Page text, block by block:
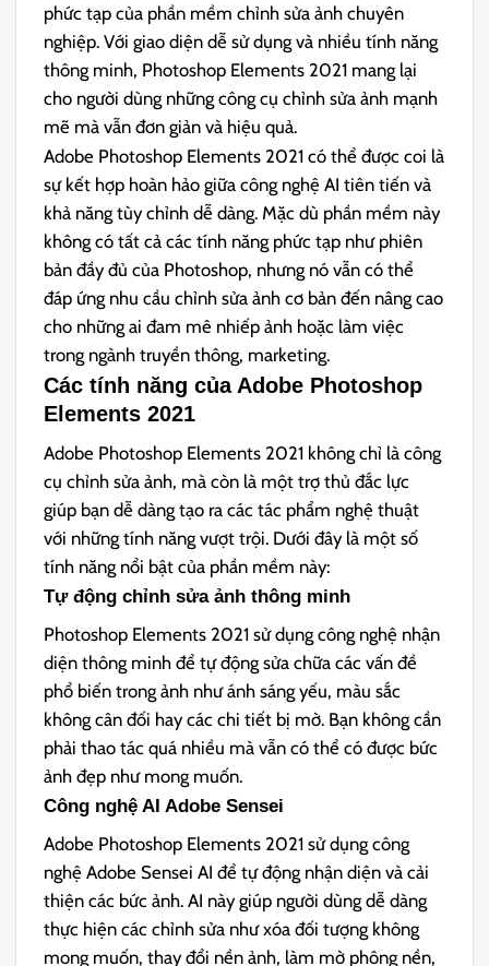
phức tạp của phần mềm chỉnh sửa ảnh chuyên
nghiệp. Với giao diện dễ sử dụng và nhiều tính năng
thông minh, Photoshop Elements 2021 mang lại
cho người dùng những công cụ chỉnh sửa ảnh mạnh
mẽ mà vẫn đơn giản và hiệu quả.
Adobe Photoshop Elements 2021 có thể được coi là
sự kết hợp hoàn hảo giữa công nghệ AI tiên tiến và
khả năng tùy chỉnh dễ dàng. Mặc dù phần mềm này
không có tất cả các tính năng phức tạp như phiên
bản đầy đủ của Photoshop, nhưng nó vẫn có thể
đáp ứng nhu cầu chỉnh sửa ảnh cơ bản đến nâng cao
cho những ai đam mê nhiếp ảnh hoặc làm việc
trong ngành truyền thông, marketing.
Các tính năng của Adobe Photoshop
Elements 2021
Adobe Photoshop Elements 2021 không chỉ là công
cụ chỉnh sửa ảnh, mà còn là một trợ thủ đắc lực
giúp bạn dễ dàng tạo ra các tác phẩm nghệ thuật
với những tính năng vượt trội. Dưới đây là một số
tính năng nổi bật của phần mềm này:
Tự động chỉnh sửa ảnh thông minh
Photoshop Elements 2021 sử dụng công nghệ nhận
diện thông minh để tự động sửa chữa các vấn đề
phổ biến trong ảnh như ánh sáng yếu, màu sắc
không cân đối hay các chi tiết bị mờ. Bạn không cần
phải thao tác quá nhiều mà vẫn có thể có được bức
ảnh đẹp như mong muốn.
Công nghệ AI Adobe Sensei
Adobe Photoshop Elements 2021 sử dụng công
nghệ Adobe Sensei AI để tự động nhận diện và cải
thiện các bức ảnh. AI này giúp người dùng dễ dàng
thực hiện các chỉnh sửa như xóa đối tượng không
mong muốn, thay đổi nền ảnh, làm mờ phông nền,